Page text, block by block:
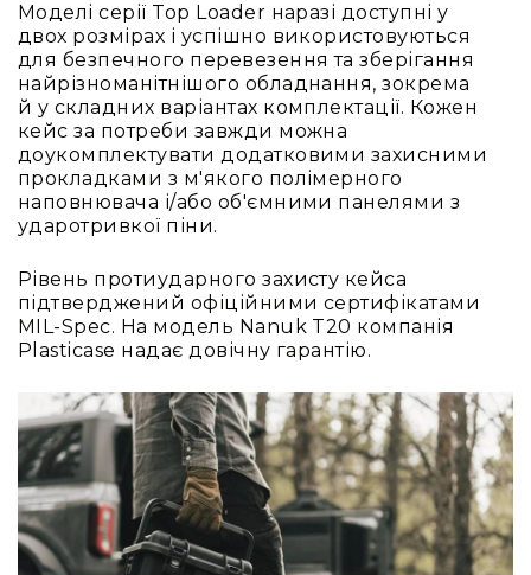
Процесори
та
обробка
звуку
Мікшери
та
консолі
Аудіоінтерфейси
кросовери
Сплітери,
суматори,
ді-
Аксесуари
та
компоненти
Аудикомп'ютери
Програмне
забезпечення
Моделі серії Top Loader наразі доступні у
двох розмірах і успішно використовуються
для безпечного перевезення та зберігання
найрізноманітнішого обладнання, зокрема
й у складних варіантах комплектації. Кожен
кейс за потреби завжди можна
доукомплектувати додатковими захисними
прокладками з м'якого полімерного
наповнювача і/або об'ємними панелями з
ударотривкої піни.
Рівень протиударного захисту кейса
підтверджений офіційними сертифікатами
MIL-Spec. На модель Nanuk T20 компанія
Plasticase надає довічну гарантію.